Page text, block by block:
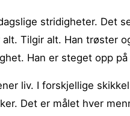
stridigheter. Det
Tilgir alt. Han trøster
Han er steget opp
liv. I forskjellige
Det er målet hver